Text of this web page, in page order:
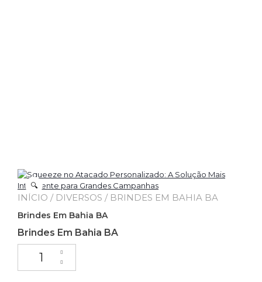
🔍
INÍCIO / DIVERSOS / BRINDES EM BAHIA BA
Brindes Em Bahia BA
Brindes Em Bahia BA